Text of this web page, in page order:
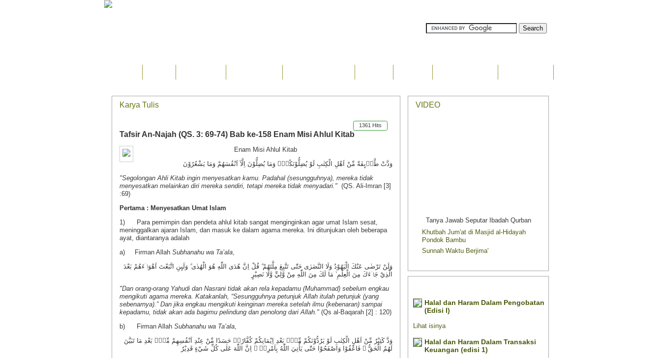
Karya Tulis
1361 Hits
Tafsir An-Najah (QS. 3: 69-74) Bab ke-158 Enam Misi Ahlul Kitab
Enam Misi Ahlul Kitab
وَدَّتْ طَّاۤىِٕفَةٌ مِّنْ اَهْلِ الْكِتٰبِ لَوْ يُضِلُّوْنَكُمْۗ وَمَا يُضِلُّوْنَ اِلَّآ اَنْفُسَهُمْ وَمَا يَشْعُرُوْنَ
"Segolongan Ahli Kitab ingin menyesatkan kamu. Padahal (sesungguhnya), mereka tidak
menyesatkan melainkan diri mereka sendiri, tetapi mereka tidak menyadari." (QS. Ali-Imran [3]
:69)
Pertama : Menyesatkan Umat Islam
1) Para pemimpin dan pendeta ahlul kitab sangat menginginkan agar umat Islam sesat,
meninggalkan ajaran Islam, dan masuk ke dalam agama mereka. Ini ditunjukan oleh beberapa
ayat, diantaranya adalah
a) Firman Allah Subhanahu wa Ta’ala
وَلَنْ تَرْضٰى عَنْكَ الْيَهُوْدُ وَلَا النَّصٰرٰى حَتّٰى تَتَّبِعَ مِلَّتَهُمْ ۗ قُلْ اِنَّ هُدَى اللّٰهِ هُوَ الْهُدٰى ۗ وَلَىِٕنِ اتَّبَعْتَ اَهْوَاۤءَهُمْ بَعْدَ
الَّذِيْ جَاۤءَكَ مِنَ الْعِلْمِ ۙ مَا لَكَ مِنَ اللّٰهِ مِنْ وَّلِيٍّ وَّلَا نَصِيْرٍ
"Dan orang-orang Yahudi dan Nasrani tidak akan rela kepadamu (Muhammad) sebelum engkau
mengikuti agama mereka. Katakanlah, “Sesungguhnya petunjuk Allah itulah petunjuk (yang
sebenarnya).” Dan jika engkau mengikuti keinginan mereka setelah ilmu (kebenaran) sampai
kepadamu, tidak akan ada bagimu pelindung dan penolong dari Allah." (Qs al-Baqarah [2] : 120)
b) Firman Allah Subhanahu wa Ta’ala
وَدَّ كَثِيْرٌ مِّنْ اَهْلِ الْكِتٰبِ لَوْ يَرُدُّوْنَكُمْ مِّنْۢ بَعْدِ اِيْمَانِكُمْ كُفَّارًاۚ حَسَدًا مِّنْ عِنْدِ اَنْفُسِهِمْ مِّنْۢ بَعْدِ مَا تَبَيَّنَ
لَهُمُ الْحَقُّ ۚ فَاعْفُوْا وَاصْفَحُوْا حَتّٰى يَأْتِيَ اللّٰهُ بِاَمْرِهٖ ۗ اِنَّ اللّٰهَ عَلٰى كُلِّ شَيْءٍ قَدِيْرٌ
VIDEO
Tanya Jawab Seputar Ibadah Qurban
Khutbah Jum'at di Masjid al-Hidayah
Pondok Bambu
Sunnah Waktu Berjima'
Tanya Jawab Aktual Tentang Shalat
Jilbab Menurut Syari'at Islam
(Meluruskan Pandangan Prof. DR.
Halal dan Haram Dalam Pernikahan
Halal dan Haram Dalam Pengobatan
(Edisi I)
Halal dan Haram Dalam Transaksi
Keuangan (edisi 1)
Nasionalisme
Lihat isinya »